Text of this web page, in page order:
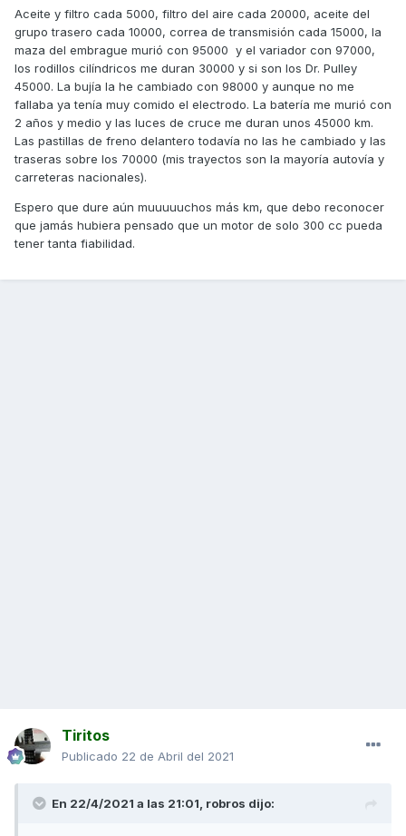
Aceite y filtro cada 5000, filtro del aire cada 20000, aceite del
grupo trasero cada 10000, correa de transmisión cada 15000, la
maza del embrague murió con 95000 y el variador con 97000,
los rodillos cilíndricos me duran 30000 y si son los Dr. Pulley
45000. La bujía la he cambiado con 98000 y aunque no me
fallaba ya tenía muy comido el electrodo. La batería me murió con
2 años y medio y las luces de cruce me duran unos 45000 km.
Las pastillas de freno delantero todavía no las he cambiado y las
traseras sobre los 70000 (mis trayectos son la mayoría autovía y
carreteras nacionales).
Espero que dure aún muuuuuchos más km, que debo reconocer
que jamás hubiera pensado que un motor de solo 300 cc pueda
tener tanta fiabilidad.
Tiritos
Publicado 22 de Abril del 2021
En 22/4/2021 a las 21:01, robros dijo: